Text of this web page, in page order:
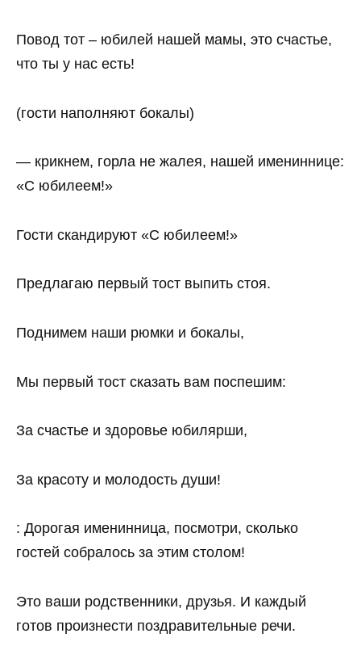
Повод тот – юбилей нашей мамы, это счастье,
что ты у нас есть!
(гости наполняют бокалы)
— крикнем, горла не жалея, нашей имениннице:
«С юбилеем!»
Гости скандируют «С юбилеем!»
Предлагаю первый тост выпить стоя.
Поднимем наши рюмки и бокалы,
Мы первый тост сказать вам поспешим:
За счастье и здоровье юбилярши,
За красоту и молодость души!
: Дорогая именинница, посмотри, сколько
гостей собралось за этим столом!
Это ваши родственники, друзья. И каждый
готов произнести поздравительные речи.